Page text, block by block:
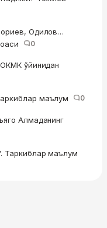
Одилов…
0
ўйинидан
маълум 0
Алмаданинг
Таркиблар маълум